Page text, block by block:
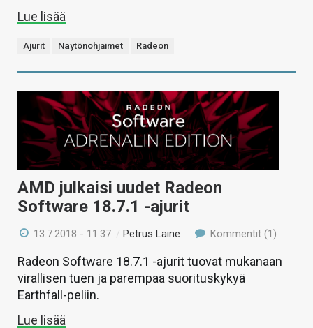
Lue lisää
Ajurit Näytönohjaimet Radeon
AMD julkaisi uudet Radeon
Software 18.7.1 -ajurit
13.7.2018 - 11:37 /Petrus Laine Kommentit (1)
Radeon Software 18.7.1 -ajurit tuovat mukanaan
virallisen tuen ja parempaa suorituskykyä
Earthfall-peliin.
Lue lisää